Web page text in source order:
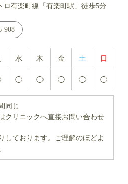
ロ有楽町線「有楽町駅」徒歩5分
908
水 木 金 土 日
◯ ◯ ◯ ◯ ◯
同じ
クリニックへ直接お問い合わせ
しております。ご理解のほどよ